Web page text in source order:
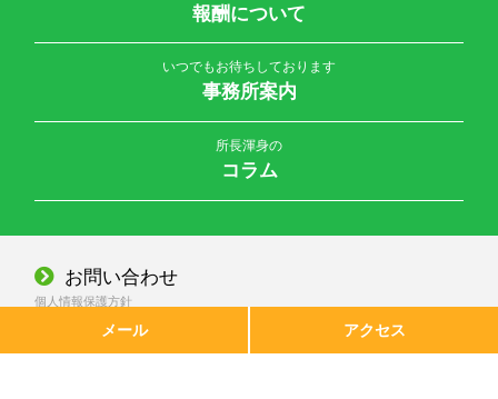
報酬について
いつでもお待ちしております
事務所案内
所長渾身の
コラム
お問い合わせ
個人情報保護方針
© 2026 公認会計士・税理士 大橋誠一事務所 All Rights Reserved.
メール アクセス